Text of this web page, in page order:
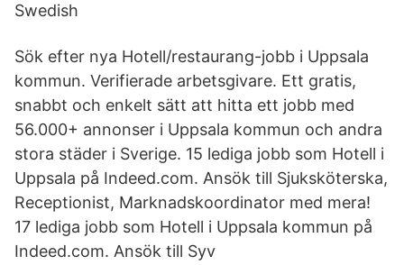
Swedish
Sök efter nya Hotell/restaurang-jobb i Uppsala
kommun. Verifierade arbetsgivare. Ett gratis,
snabbt och enkelt sätt att hitta ett jobb med
56.000+ annonser i Uppsala kommun och andra
stora städer i Sverige. 15 lediga jobb som Hotell i
Uppsala på Indeed.com. Ansök till Sjuksköterska,
Receptionist, Marknadskoordinator med mera!
17 lediga jobb som Hotell i Uppsala kommun på
Indeed.com. Ansök till Syv